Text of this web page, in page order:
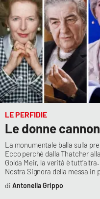
LE PERFIDIE
Le donne
La monumentale balla sulla
Ecco perché dalla Thatcher
Golda Meir, la verità è
Nostra Signora della messa in
Antonella Grippo